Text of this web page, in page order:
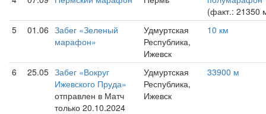
(факт.: 21350
5
01.06 Забег «Зеленый
марафон»
Удмуртская
Республика,
Ижевск
10 км
6 25.05 Забег «Вокруг
Ижевского Пруда»
отправлен в Матч
только 20.10.2024
Удмуртская
Республика,
Ижевск
33900 м